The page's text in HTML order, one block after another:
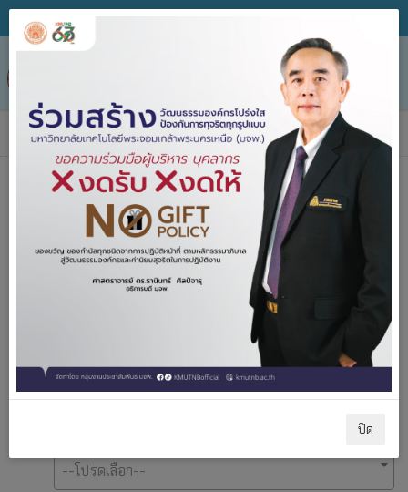
ข่าวประกาศจัดซื้อจัดจ้าง
ค้นหาประกาศจัดซื้อจัดจ้าง 2557 - 2567
ปีงบประมาณ
--โปรดเลือก--
ปิด